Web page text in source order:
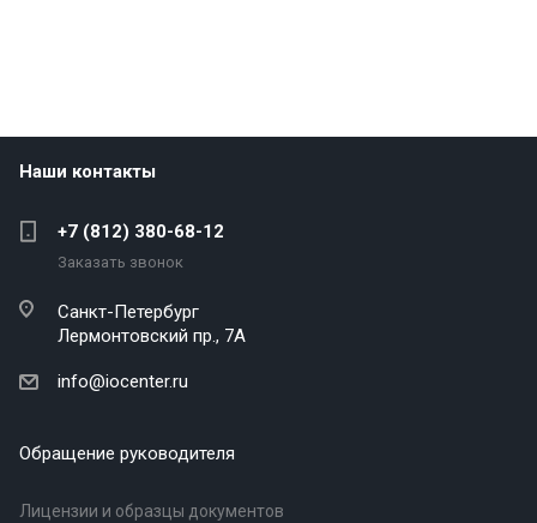
Наши контакты
+7 (812) 380-68-12
Заказать звонок
Санкт-Петербург
Лермонтовский пр., 7А
info@iocenter.ru
Обращение руководителя
Лицензии и образцы документов